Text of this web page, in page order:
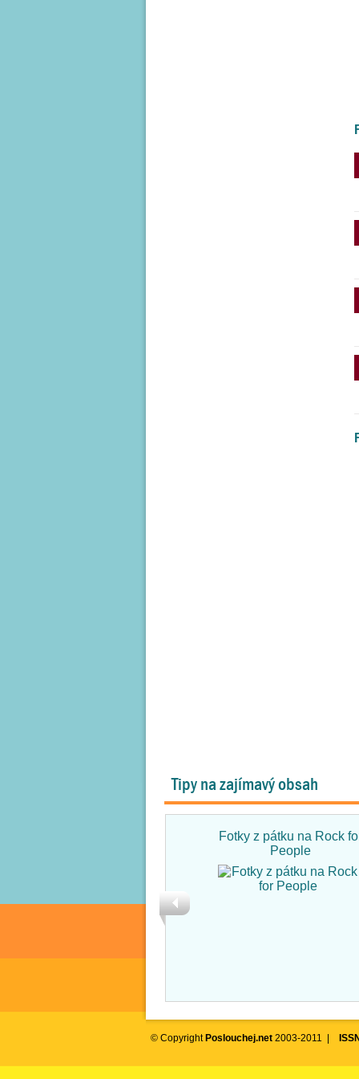
Tipy na zajímavý obsah
Fotky z pátku na Rock
People
© Copyright Poslouchej.net 2003-2011 | ISSN